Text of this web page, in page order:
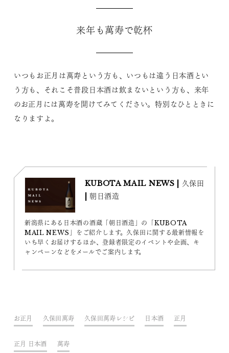
来年も萬寿で乾杯
いつもお正月は萬寿という方も、いつもは違う日本酒とい
う方も、それこそ普段日本酒は飲まないという方も、来年
のお正月には萬寿を開けてみてください。特別なひとときに
なりますよ。
KUBOTA MAIL NEWS | 久保田
| 朝日酒造
新潟県にある日本酒の酒蔵「朝日酒造」の「KUBOTA
MAIL NEWS」をご紹介します。久保田に関する最新情報を
いち早くお届けするほか、登録者限定のイベントや企画、キ
ャンペーンなどをメールでご案内します。
お正月 久保田萬寿 久保田萬寿レシピ 日本酒 正月
正月 日本酒 萬寿